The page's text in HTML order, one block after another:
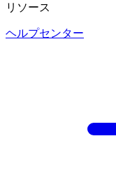
リソース
ヘルプセンター